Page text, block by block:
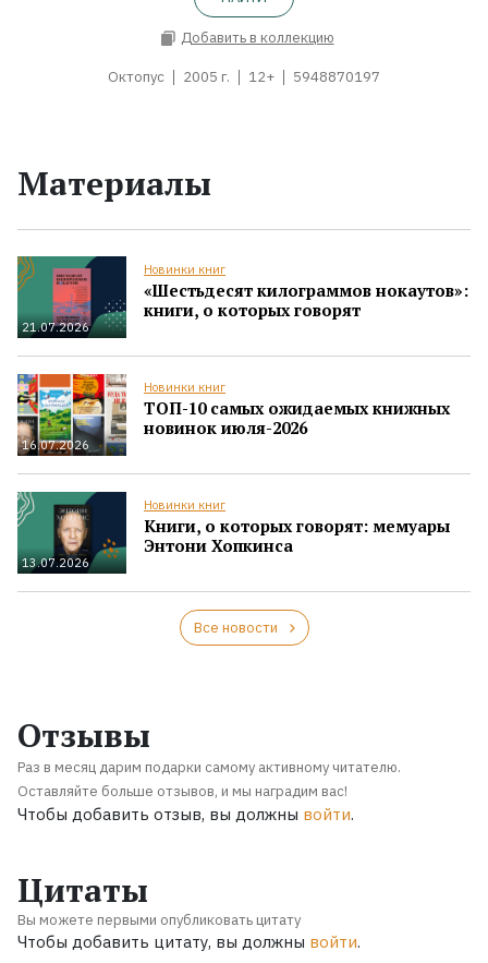
Добавить в коллекцию
Октопус 2005 г. 12+ 5948870197
Материалы
21.07.2026
Новинки книг
«Шестьдесят килограммов нокаутов»:
книги, о которых говорят
16.07.2026
Новинки книг
ТОП-10 самых ожидаемых книжных
новинок июля-2026
13.07.2026
Новинки книг
Книги, о которых говорят: мемуары
Энтони Хопкинса
Все новости
Отзывы
Раз в месяц дарим подарки самому активному читателю.
Оставляйте больше отзывов, и мы наградим вас!
Чтобы добавить отзыв, вы должны войти.
Цитаты
Вы можете первыми опубликовать цитату
Чтобы добавить цитату, вы должны войти.